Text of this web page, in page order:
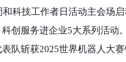
科技工作者日活动主会场
创服务进企业5大系列活动。
队斩获2025世界机器人大